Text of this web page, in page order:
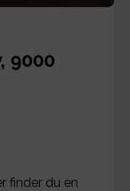
9000
finder du en